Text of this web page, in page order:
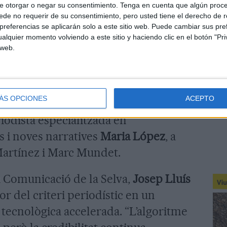
otorgar o negar su consentimiento. Tenga en cuenta que algún
no requerir de su consentimiento, pero usted tiene el derecho de
se aplicarán solo a este sitio web. Puede cambiar sus
momento volviendo a este sitio y haciendo clic en el botón
OPCIONES ACEPTO
“Quan l’algoritme decideix què
les plataformes digitals i els
la jerarquia informativa, la
la manera com la ciutadania
debat ha comptat amb la
el subdirector del
especialitzada en
i noves narratives Maria López, a
i Marc Mundet.
de la Selva, Josep Lluís
del criteri periodístic en un
accelerada. “L’algoritme